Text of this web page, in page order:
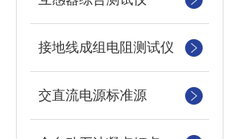
接地线成组电阻测试仪
交直流电源标准源